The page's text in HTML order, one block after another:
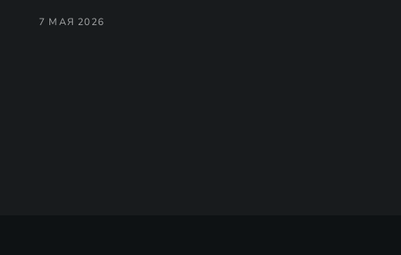
7 МАЯ 2026